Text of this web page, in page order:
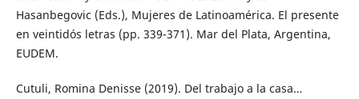
Hasanbegovic (Eds.), Mujeres de Latinoamérica. El presente
en veintidós letras (pp. 339-371). Mar del Plata, Argentina,
EUDEM.
Cutuli, Romina Denisse (2019). Del trabajo a la casa…